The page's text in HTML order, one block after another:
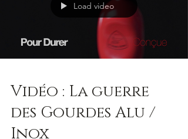
Load video
Vidéo : La guerre
des Gourdes Alu /
Inox